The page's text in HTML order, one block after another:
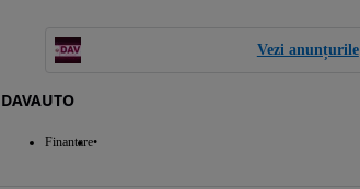
Vezi anunțurile
DAVAUTO
Finantare